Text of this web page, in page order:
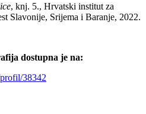
, knj. 5., Hrvatski institut za
Slavonije, Srijema i Baranje, 2022.
dostupna je na:
38342